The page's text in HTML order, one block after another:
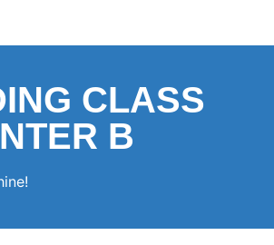
CLASS
B